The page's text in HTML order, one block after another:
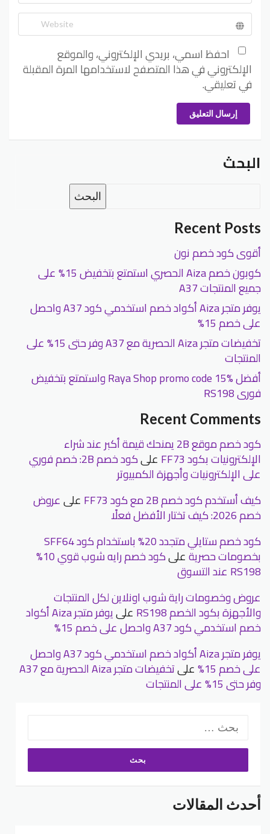
احفظ اسمي، بريدي الإلكتروني، والموقع
الإلكتروني في هذا المتصفح لاستخدامها المرة المقبلة
في تعليقي.
إرسال التعليق
البحث
البحث
Recent Posts
أقوى كود خصم نون
كوبون خصم Aiza الحصري استمتع بتخفيض 15% على
جميع المنتجات A37
يوفر متجر Aiza أكواد خصم استخدمي كود A37 واحصل
على خصم 15%
تخفيضات متجر Aiza الحصرية مع A37 وفر حتى 15% على
المنتجات
أفضل Raya Shop promo code 15% واستمتع بتخفيض
فورى RS198
Recent Comments
كود خصم موقع 2B يمنحك قيمة أكبر عند شراء
الإلكترونيات بكود FF73 على كود خصم 2B: خصم فوري
على الإلكترونيات وأجهزة الكمبيوتر
كيف أستخدم كود خصم 2B مع كود FF73
علىعروض
خصم 2026: كيف تختار الأفضل فعلًا
كود خصم ستايلي متجدد 20% باستخدام كود SFF64
بخصومات حصريةعلى كود خصم رايه شوب قوي 10%
RS198 عند التسوق
عروض وخصومات راية شوب اونلاين لكل المنتجات
والأجهزة بكود الخصم RS198 على يوفر متجر Aiza أكواد
خصم استخدمي كود A37 واحصل على خصم 15%
يوفر متجر Aiza أكواد خصم استخدمي كود A37 واحصل
على خصم 15% على تخفيضات متجر Aiza الحصرية مع A37
وفر حتى 15% على المنتجات
عن:
أحدث المقالات